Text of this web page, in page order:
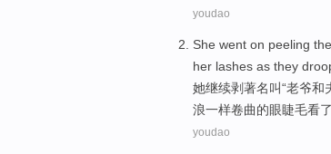
youdao
She went on peeling the
her lashes as they
她继续剥著名叫“老爷和
浪一样卷曲的眼睫毛看了
youdao